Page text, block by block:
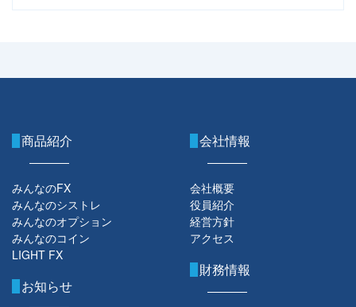
商品紹介
みんなのFX
みんなのシストレ
みんなのオプション
みんなのコイン
LIGHT FX
お知らせ
会社情報
会社概要
役員紹介
経営方針
アクセス
財務情報